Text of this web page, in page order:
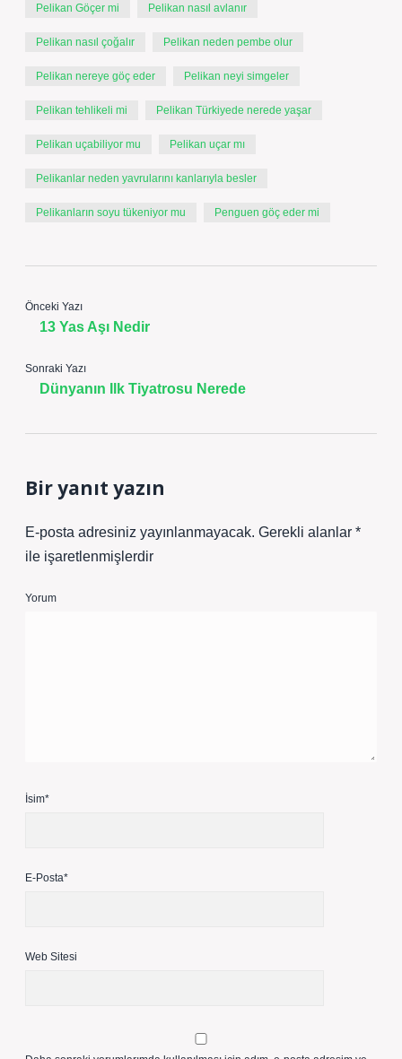
Pelikan Göçer mi Pelikan nasıl avlanır
Pelikan nasıl çoğalır Pelikan neden pembe olur
Pelikan nereye göç eder Pelikan neyi simgeler
Pelikan tehlikeli mi Pelikan Türkiyede nerede yaşar
Pelikan uçabiliyor mu Pelikan uçar mı
Pelikanlar neden yavrularını kanlarıyla besler
Pelikanların soyu tükeniyor mu Penguen göç eder mi
Önceki Yazı
13 Yas Aşı Nedir
Sonraki Yazı
Dünyanın Ilk Tiyatrosu Nerede
Bir yanıt yazın
E-posta adresiniz yayınlanmayacak. Gerekli alanlar *
ile işaretlenmişlerdir
Yorum
İsim*
E-Posta*
Web Sitesi